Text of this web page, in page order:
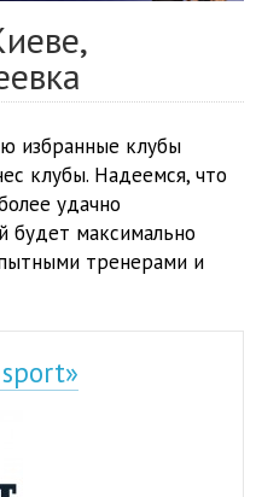
избранные клубы
клубы. Надеемся, что
удачно
будет максимально
тренерами и